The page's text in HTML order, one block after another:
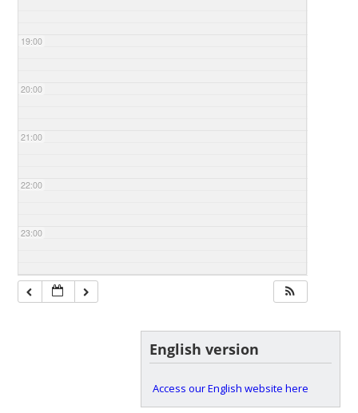
19:00
20:00
21:00
22:00
23:00
English version
Access our English website here